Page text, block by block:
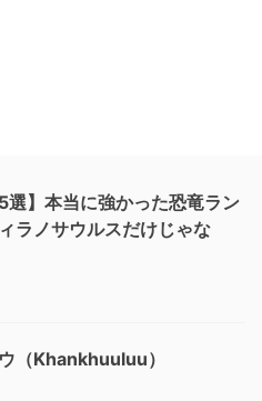
5選】本当に強かった恐竜ラン
ラノサウルスだけじゃな
（Khankhuuluu）